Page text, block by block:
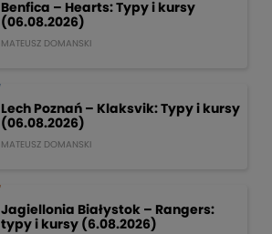
Benfica – Hearts: Typy i kursy
(06.08.2026)
MATEUSZ DOMANSKI
Lech Poznań – Klaksvik: Typy i kursy
(06.08.2026)
MATEUSZ DOMANSKI
Jagiellonia Białystok – Rangers:
typy i kursy (6.08.2026)